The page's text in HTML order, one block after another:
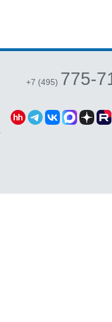
+7 (495) 775-